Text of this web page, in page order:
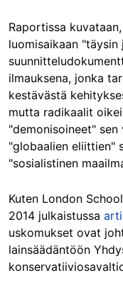
Raportissa
luomisaikaan "täysin
ilmauksena, jonka
kestävästä
mutta radikaalit
"demonisoineet"
"globaalien eliittien"
"sosialistinen
Kuten London
2014 julkaistussa
uskomukset ovat
lainsäädäntöön